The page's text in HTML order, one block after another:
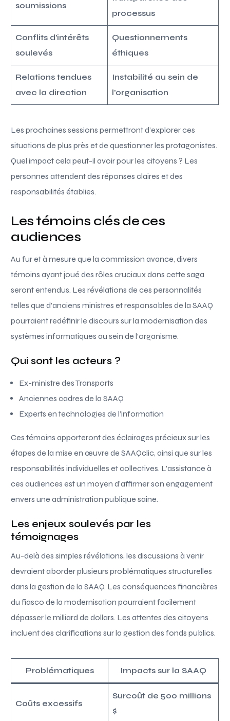
soumissions
processus
Conflits d’intérêts
soulevés
Questionnements
éthiques
Relations tendues
avec la direction
Instabilité au sein de
l’organisation
Les prochaines sessions permettront d’explorer ces
situations de plus près et de questionner les protagonistes.
Quel impact cela peut-il avoir pour les citoyens ? Les
personnes attendent des réponses claires et des
responsabilités établies.
Les témoins clés de ces
audiences
Au fur et à mesure que la commission avance, divers
témoins ayant joué des rôles cruciaux dans cette saga
seront entendus. Les révélations de ces personnalités
telles que d’anciens ministres et responsables de la SAAQ
pourraient redéfinir le discours sur la modernisation des
systèmes informatiques au sein de l’organisme.
Qui sont les acteurs ?
Ex-ministre des Transports
Anciennes cadres de la SAAQ
Experts en technologies de l’information
Ces témoins apporteront des éclairages précieux sur les
étapes de la mise en œuvre de SAAQclic, ainsi que sur les
responsabilités individuelles et collectives. L’assistance à
ces audiences est un moyen d’affirmer son engagement
envers une administration publique saine.
Les enjeux soulevés par les
témoignages
Au-delà des simples révélations, les discussions à venir
devraient aborder plusieurs problématiques structurelles
dans la gestion de la SAAQ. Les conséquences financières
du fiasco de la modernisation pourraient facilement
dépasser le milliard de dollars. Les attentes des citoyens
incluent des clarifications sur la gestion des fonds publics.
Problématiques Impacts sur la SAAQ
Coûts excessifs
Surcoût de 500 millions
$